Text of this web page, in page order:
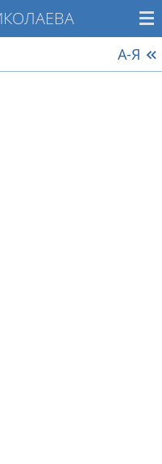
А-Я